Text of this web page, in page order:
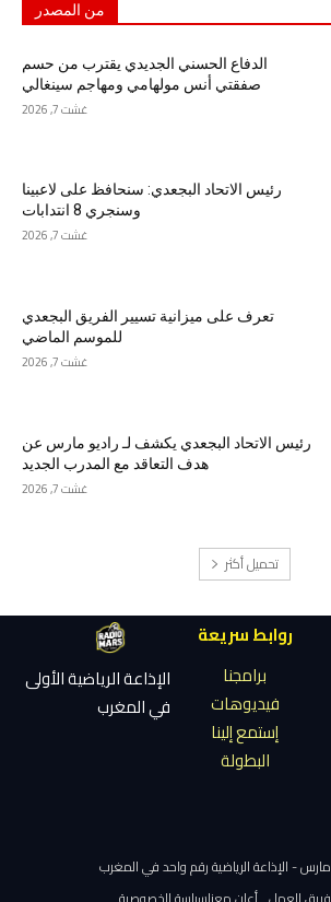
من المصدر
الدفاع الحسني الجديدي يقترب من حسم
صفقتي أنس مولهامي ومهاجم سينغالي
غشت 7, 2026
رئيس الاتحاد البجعدي: سنحافظ على لاعبينا
وسنجري 8 انتدابات
غشت 7, 2026
تعرف على ميزانية تسيير الفريق البجعدي
للموسم الماضي
غشت 7, 2026
رئيس الاتحاد البجعدي يكشف لـ راديو مارس عن
هدف التعاقد مع المدرب الجديد
غشت 7, 2026
تحميل أكثر
روابط سريعة
برامجنا
فيديوهات
إستمع إلينا
البطولة
الإذاعة الرياضية الأولى
في المغرب